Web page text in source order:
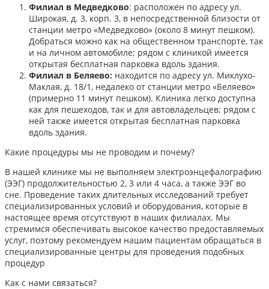
Филиал в Медведково: расположен по адресу ул.
Широкая, д. 3, корп. 3, в непосредственной близости от
станции метро «Медведково» (около 8 минут пешком).
Добраться можно как на общественном транспорте, так
и на личном автомобиле; рядом с клиникой имеется
открытая бесплатная парковка вдоль здания.
Филиал в Беляево: находится по адресу ул. Миклухо-
Маклая, д. 18/1, недалеко от станции метро «Беляево»
(примерно 11 минут пешком). Клиника легко доступна
как для пешеходов, так и для автовладельцев; рядом с
ней также имеется открытая бесплатная парковка
вдоль здания.
Какие процедуры мы не проводим и почему?
В нашей клинике мы не выполняем электроэнцефалографию
(ЭЭГ) продолжительностью 2, 3 или 4 часа, а также ЭЭГ во
сне. Проведение таких длительных исследований требует
специализированных условий и оборудования, которые в
настоящее время отсутствуют в наших филиалах. Мы
стремимся обеспечивать высокое качество предоставляемых
услуг, поэтому рекомендуем нашим пациентам обращаться в
специализированные центры для проведения подобных
процедур
Как с нами связаться?